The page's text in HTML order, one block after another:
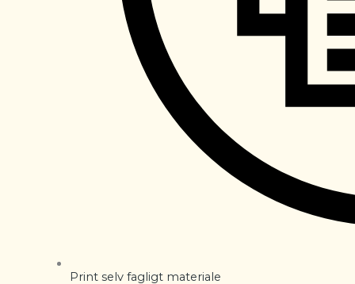
Print selv fagligt materiale